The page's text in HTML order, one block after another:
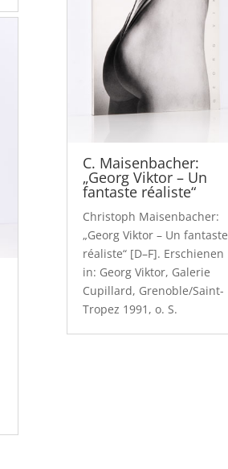
C. Maisenbacher:
„Georg Viktor – Un
fantaste réaliste“
Christoph Maisenbacher:
„Georg Viktor – Un fantaste
réaliste“ [D–F]. Erschienen
in: Georg Viktor, Galerie
Cupillard, Grenoble/Saint-
Tropez 1991, o. S.